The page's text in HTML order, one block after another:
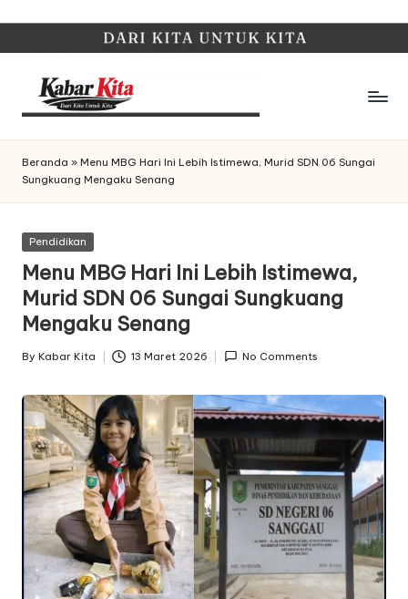
content
K
a
b
a
r
K
it
a
Beranda » Menu MBG Hari Ini Lebih Istimewa, Murid SDN 06 Sungai
Sungkuang Mengaku Senang
Posted
Pendidikan
Menu MBG Hari Ini Lebih Istimewa,
Murid SDN 06 Sungai Sungkuang
Mengaku Senang
Posted
By Kabar Kita 13 Maret 2026 No Comments